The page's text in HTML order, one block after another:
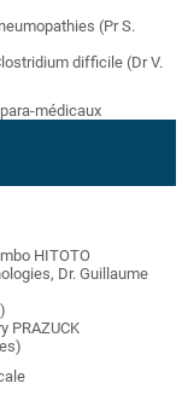
(Pr S.
difficile (Dr V.
para-médicaux
HITOTO
Dr. Guillaume
PRAZUCK